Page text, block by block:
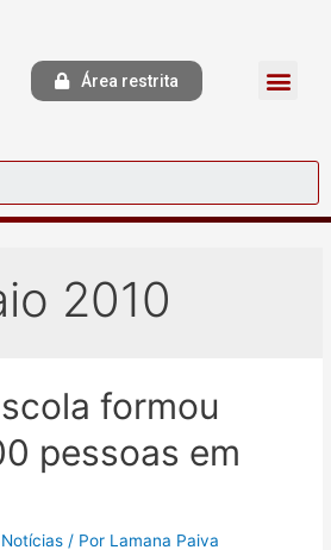
Área restrita
2010
formou
pessoas em
Notícias / Por Lamana Paiva